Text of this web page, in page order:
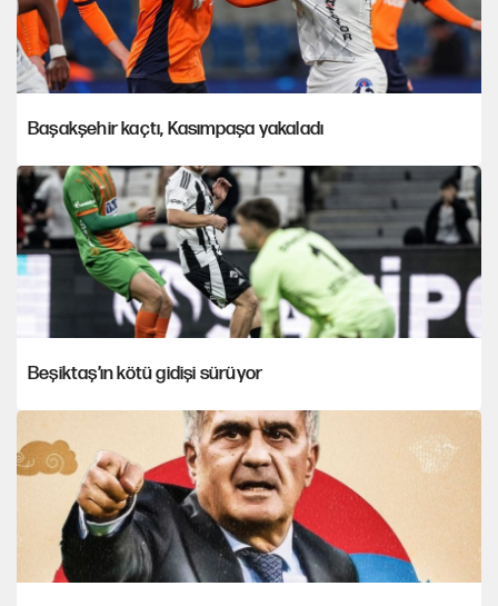
Başakşehir kaçtı, Kasımpaşa yakaladı
Beşiktaş’ın kötü gidişi sürüyor